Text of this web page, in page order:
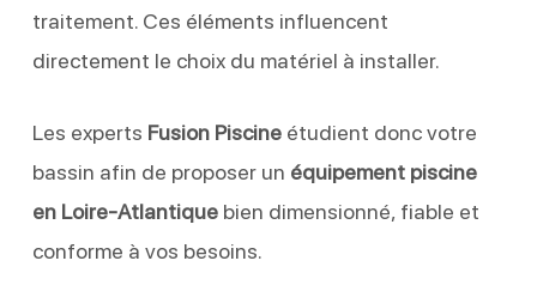
traitement. Ces éléments influencent
directement le choix du matériel à installer.
Les experts Fusion Piscineétudient donc votre
bassin afin de proposer un équipement piscine
en Loire-Atlantiquebien dimensionné, fiable et
conforme à vos besoins.